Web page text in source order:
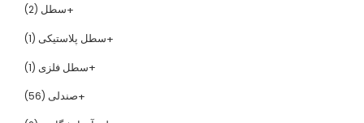
سطل (2)
سطل پلاستیکی (1)
سطل فلزی (1)
صندلی (56)